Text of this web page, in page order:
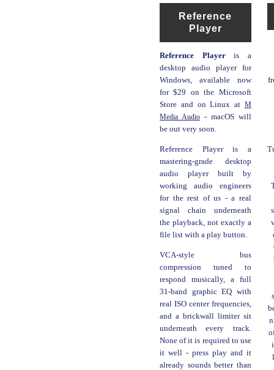
Reference
Player
Reference Playeris a
desktop audio player for
Windows, available now
for $29 on the Microsoft
Store and on Linux at M
Media Audio- macOS will
be out very soon.
Reference Player is a
mastering-grade desktop
audio player built by
working audio engineers
for the rest of us - a real
signal chain underneath
the playback, not exactly a
file list with a play button.
VCA-style bus
compression tuned to
respond musically, a full
31-band graphic EQ with
real ISO center frequencies,
and a brickwall limiter sit
underneath every track.
None of it is required to use
it well - press play and it
already sounds better than